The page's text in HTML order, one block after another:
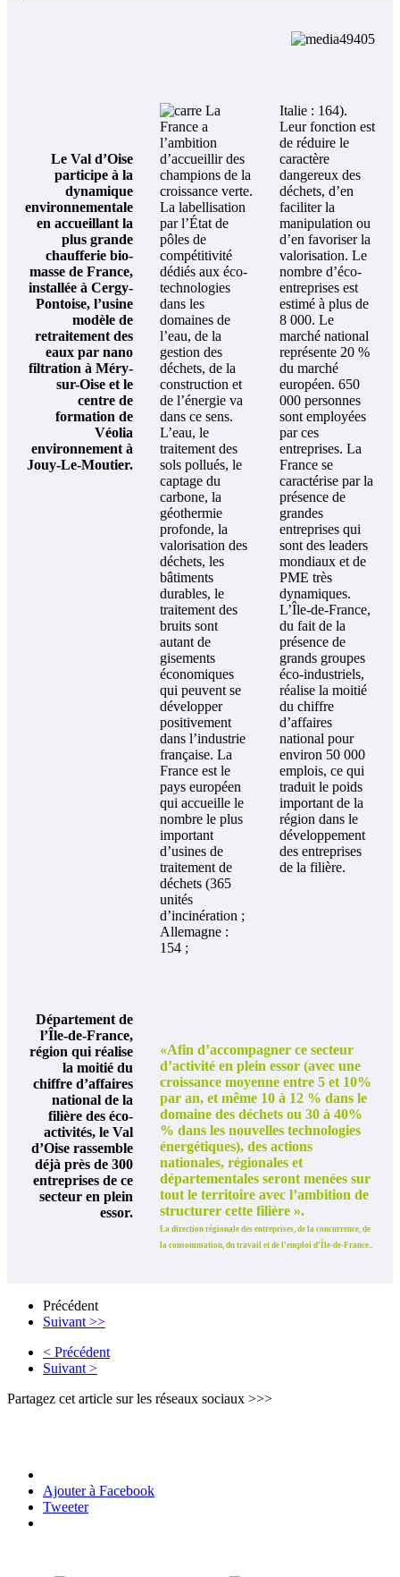
Le Val d’Oise
participe à la
dynamique
environnementale
en accueillant la
plus grande
chaufferie bio-
masse de France,
installée à Cergy-
Pontoise, l’usine
modèle de
retraitement des
eaux par nano
filtration à Méry-
sur-Oise et le
centre de
formation de
Véolia
environnement à
Jouy-Le-Moutier.
La
France a
l’ambition
d’accueillir des
champions de la
croissance verte.
La labellisation
par l’État de
pôles de
compétitivité
dédiés aux éco-
technologies
dans les
domaines de
l’eau, de la
gestion des
déchets, de la
construction et
de l’énergie va
dans ce sens.
L’eau, le
traitement des
sols pollués, le
captage du
carbone, la
géothermie
profonde, la
valorisation des
déchets, les
bâtiments
durables, le
traitement des
bruits sont
autant de
gisements
économiques
qui peuvent se
développer
positivement
dans l’industrie
française. La
France est le
pays européen
qui accueille le
nombre le plus
important
d’usines de
traitement de
déchets (365
unités
d’incinération ;
Allemagne :
154 ;
Italie : 164).
Leur fonction est
de réduire le
caractère
dangereux des
déchets, d’en
faciliter la
manipulation ou
d’en favoriser la
valorisation. Le
nombre d’éco-
entreprises est
estimé à plus de
8 000. Le
marché national
représente 20 %
du marché
européen. 650
000 personnes
sont employées
par ces
entreprises. La
France se
caractérise par la
présence de
grandes
entreprises qui
sont des leaders
mondiaux et de
PME très
dynamiques.
L’Île-de-France,
du fait de la
présence de
grands groupes
éco-industriels,
réalise la moitié
du chiffre
d’affaires
national pour
environ 50 000
emplois, ce qui
traduit le poids
important de la
région dans le
développement
des entreprises
de la filière.
Département de
l’Île-de-France,
région qui réalise
la moitié du
chiffre d’affaires
national de la
filière des éco-
activités, le Val
d’Oise rassemble
déjà près de 300
entreprises de ce
secteur en plein
essor.
«Afin d’accompagner ce secteur
d’activité en plein essor (avec une
croissance moyenne entre 5 et 10%
par an, et même 10 à 12 % dans le
domaine des déchets ou 30 à 40%
% dans les nouvelles technologies
énergétiques), des actions
nationales, régionales et
départementales seront menées sur
tout le territoire avec l’ambition de
structurer cette filière ».
La direction régionale des entreprises, de la concurrence, de
la consommation, du travail et de l’emploi d’Île-de-France..
Précédent
Suivant >>
< Précédent
Suivant >
Partagez cet article sur les réseaux sociaux >>>
Ajouter à Facebook
Tweeter